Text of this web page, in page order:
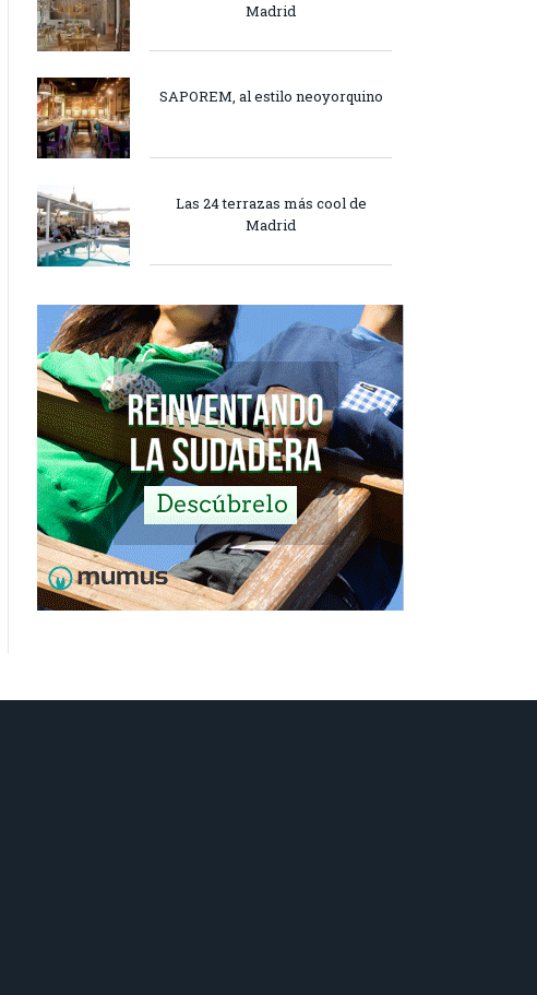
Madrid
SAPOREM, al estilo neoyorquino
Las 24 terrazas más cool de
Madrid